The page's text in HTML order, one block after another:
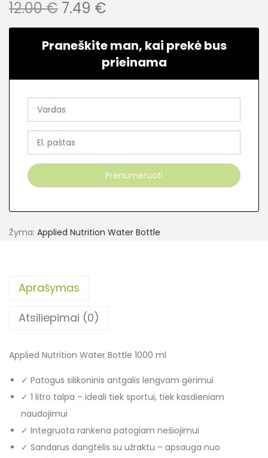
12.00€ 7.49 €
Praneškite man, kai prekė bus
prieinama
Žyma: Applied Nutrition Water Bottle
Aprašymas
Atsiliepimai (0)
Applied Nutrition Water Bottle 1000 ml
✓ Patogus silikoninis antgalis lengvam gėrimui
✓ 1 litro talpa – ideali tiek sportui, tiek kasdieniam
naudojimui
✓ Integruota rankena patogiam nešiojimui
✓ Sandarus dangtelis su užraktu – apsauga nuo